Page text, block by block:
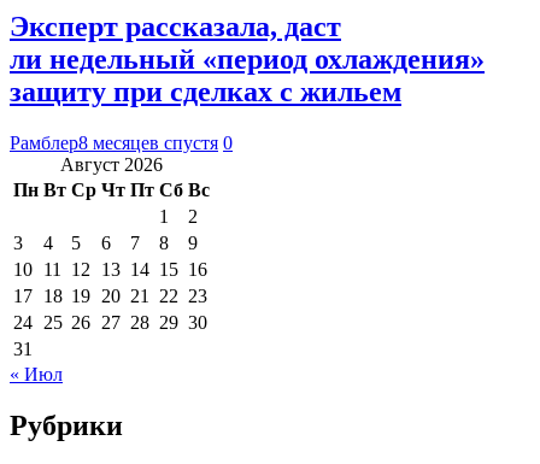
Эксперт рассказала, даст
ли недельный «период охлаждения»
защиту при сделках с жильем
Рамблер8 месяцев спустя 0
Август 2026
Пн Вт Ср Чт Пт Сб Вс
1
2
3
4 5 6 7 8
9
10 11 12 13 14 15 16
17 18 19 20 21 22 23
24 25 26 27 28 29 30
31
« Июл
Рубрики